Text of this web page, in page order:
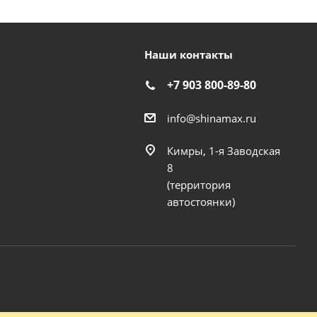
Наши контакты
+7 903 800-89-80
info@shinamax.ru
Кимры, 1-я Заводская
8
(территория
автостоянки)